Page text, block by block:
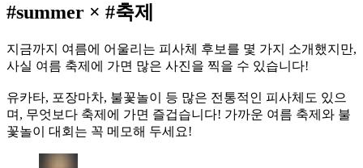
#summer × #축제
지금까지 여름에 어울리는 피사체 후보를 몇 가지 소개했지만,
사실 여름 축제에 가면 많은 사진을 찍을 수 있습니다!
유카타, 포장마차, 불꽃놀이 등 많은 전통적인 피사체도 있으
며, 무엇보다 축제에 가면 즐겁습니다! 가까운 여름 축제와 불
꽃놀이 대회는 꼭 메모해 두세요!